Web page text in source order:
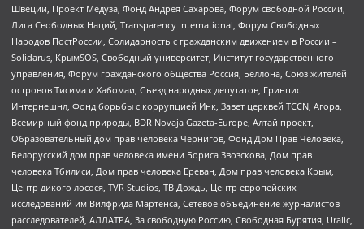
Швеции, Проект Медуза, Фонд Андрея Сахарова, Форум свободной России,
Лига Свободных Наций, Transparеncy International, Форум Свободных
Народов ПостРоссии, Солидарность с гражданским движением в России –
Solidarus, КрымSOS, Свободный университет, Институт государственного
управления, Форум гражданского общества Россия, Беллона, Союз жителей
островов Тисима и Хабомаи, Съезд народных депутатов, Гринпис
Интернешнл, Фонд борьбы с коррупцией Инк, Завет церквей TCCN, Агора,
Всемирный фонд природы, BDR Novaja Gazeta-Europe, Алтай проект,
Образовательный дом прав человека Чернигов, Фонд Дом Прав Человека,
Белорусский дом прав человека имени Бориса Звозскова, Дом прав
человека Тбилиси, Дом прав человека Ереван, Дом прав человека Крым,
Центр дикого лосося, TVR Studios, ТВ Дождь, Центр европейских
исследований им Вилфрида Мартенса, Сетевое объединение журналистов
расследователей, АЛЛАТРА, За свободную Россию, Свободная Бурятия, Uralic,